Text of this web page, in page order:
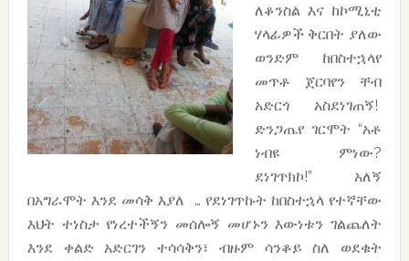
ለቆንስል እና ከኮሚኒቲ
ሃላፊዎች ቅርበት ያለው
ወንድም ከበስተኋላየ
መጥቶ ጀርባየን ቸብ
አድርጎ አስደነገጠኝ!
ድንጋጤየ ገርሞት “አቶ
ነብዩ ምነው?
ደነገጥክኮ!” አለኝ
በአግራሞት እንደ መሳቅ እያለ … የደነገጥኩት ከበስተኋላ የተኛቸው
እህት ተነስታ የነረተችኝን መሰሎኝ መሆኑን እውነቱን ገልጨለት
እንደ ቀልድ አድርገን ተሳሳቅን፣ ብዙም ሳንቆይ ስለ ወደቁት